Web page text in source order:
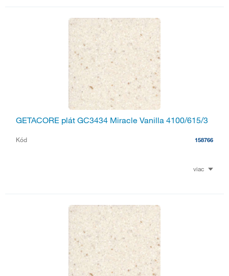
GETACORE plát GC3434 Miracle Vanilla 4100/615/3
Kód 158766
viac